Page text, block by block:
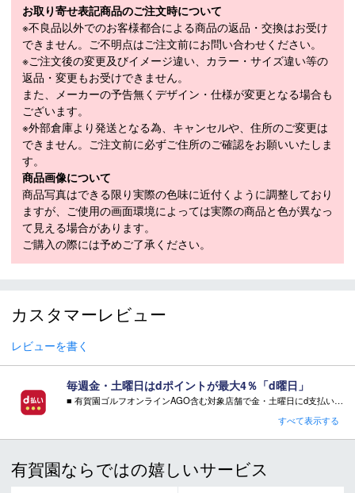
・ロングランとショートラン
・筋力トレーニング
・ジム など
原産国：マダガスカル
SPECIFICATION
モデル
18171110-095
素材
ポリエステル77％・ポリウレタン23％
カラー
メーカー公表サ
イズまたは実寸
サイズ（cm）
サイズガイド
44S、46M、48L、50XL、52XXL
イズ（ヌードサイズ）です。ご自身の身長、ウエストなどにあわせ
・「実寸サイズ」は仕上がりサイズです。サイズ目安とは異なりま
す。また、個体差による若干の誤差があります。
できません。ご不明点はご注文前にお問い合わせください。
※ご注文後の変更及びイメージ違い、カラー・サイズ違い等の
お取り寄せ表記商品のご注文時について
※不良品以外でのお客様都合による商品の返品・交換はお受け
できません。ご不明点はご注文前にお問い合わせください。
※ご注文後の変更及びイメージ違い、カラー・サイズ違い等の
返品・変更もお受けできません。
また、メーカーの予告無くデザイン・仕様が変更となる場合も
ございます。
※外部倉庫より発送となる為、キャンセルや、住所のご変更は
できません。ご注文前に必ずご住所のご確認をお願いいたしま
す。
商品画像について
商品写真はできる限り実際の色味に近付くように調整しており
ますが、ご使用の画面環境によっては実際の商品と色が異なっ
て見える場合があります。
ご購入の際には予めご了承ください。
カスタマーレビュー
レビューを書く
毎週金・土曜日はdポイントが最大4％「d曜日」
■ 有賀園ゴルフオンラインAGO含む対象店舗で金・土曜日にd支払いをすると
■ キャンペーン期間：毎週 金・土曜日 AM 0:00 - PM 23:59
注意事項：
すべて表示する
有賀園ならではの嬉しいサービス